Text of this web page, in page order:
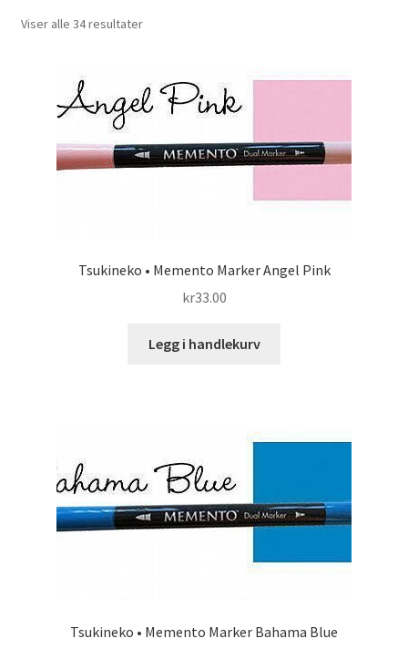
Til kassen
Vipps Checkout
Viser alle 34 resultater
Tsukineko • Memento Marker Angel Pink
kr33.00
Legg i handlekurv
Tsukineko • Memento Marker Bahama Blue